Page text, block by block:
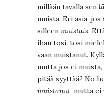
millään tavalla sen
muista. Eri asia,
silleen muistais.
ihan tosi-tosi
vaan muistanut.
mutta jos ei
pitää syyttää? No
muistanut, mutta ei